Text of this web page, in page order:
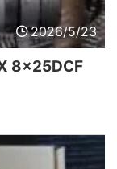
2026/5/23
8x25DCF